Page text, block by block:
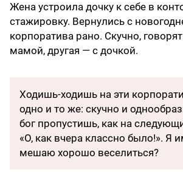
Жена устроила дочку к себе в
стажировку. Вернулись с
корпоратива рано. Скучно,
мамой, другая — с дочкой.
Ходишь-ходишь на эти
одно и то же: скучно и
бог пропустишь, как на
«О, как вчера классно было!». Я
мешаю хорошо веселиться?